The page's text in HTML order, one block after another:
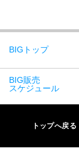
BIGトップ
BIG販売
スケジュール